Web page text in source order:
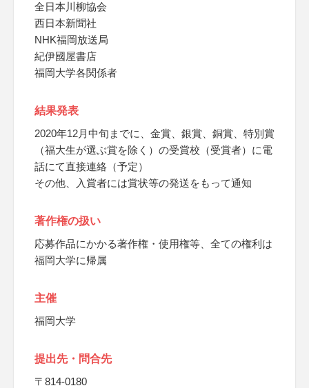
全日本川柳協会
西日本新聞社
NHK福岡放送局
紀伊國屋書店
福岡大学各関係者
結果発表
2020年12月中旬までに、金賞、銀賞、銅賞、特別賞
（福大生が選ぶ賞を除く）の受賞校（受賞者）に電
話にて直接連絡（予定）
その他、入賞者には賞状等の発送をもって通知
著作権の扱い
応募作品にかかる著作権・使用権等、全ての権利は
福岡大学に帰属
主催
福岡大学
提出先・問合先
〒814-0180